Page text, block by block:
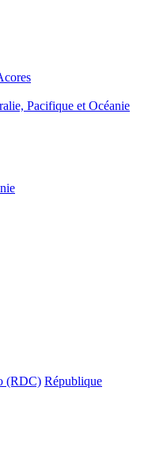
Pacifique et Océanie
(RDC) République